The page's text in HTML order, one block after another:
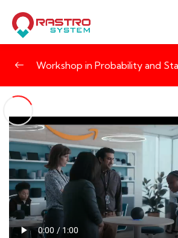
Workshop in Probability and